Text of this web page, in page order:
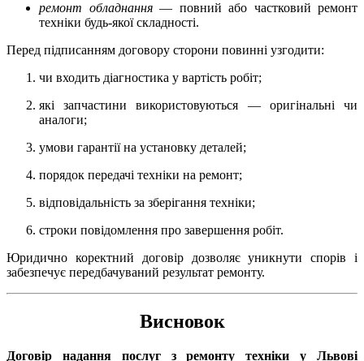
ремонт обладнання— повний або частковий ремонт
техніки будь-якої складності.
Перед підписанням договору сторони повинні узгодити:
чи входить діагностика у вартість робіт;
які запчастини використовуються — оригінальні чи
аналоги;
умови гарантії на установку деталей;
порядок передачі техніки на ремонт;
відповідальність за зберігання техніки;
строки повідомлення про завершення робіт.
Юридично коректний договір дозволяє уникнути спорів і
забезпечує передбачуваний результат ремонту.
Висновок
Договір надання послуг з ремонту техніки у Львові